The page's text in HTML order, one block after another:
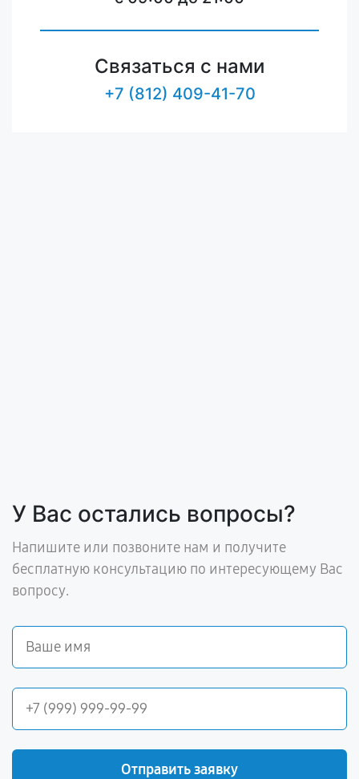
Связаться с нами
+7 (812) 409-41-70
У Вас остались вопросы?
Напишите или позвоните нам и получите
бесплатную консультацию по интересующему Вас
вопросу.
Отправить заявку